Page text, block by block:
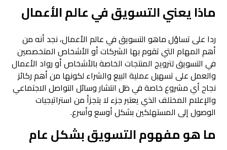
ماذا يعني التسويق في عالم الأعمال
ردا على تساؤل ماهو التسويق في عالم الأعمال، نجد أنه من
أهم المهام التي تقوم بها الشركات أو الأشخاص المتخصصين
في التسويق لترويج المنتجات الخاصة بالأشخاص أو رواد الأعمال
والعمل على تسهيل عملية البيع والشراء لكونها من أهم ركائز
نجاح أي مشروع خاصة في ظل انتشار وسائل التواصل الاجتماعي
والإعلام المختلف الذي يعتبر جزء لا يتجزأ من استراتيجيات
الوصول إلى المستهلكين بشكل أوسع وأسرع.
ما هو مفهوم التسويق بشكل عام